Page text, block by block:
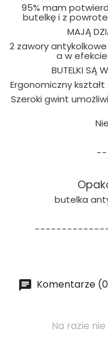
95% mam
butelkę i z
MAJĄ
2 zawory
a w
BUTELKI SĄ
Ergonomiczny
Szeroki gwint
butelka
Komentarze
Na razie